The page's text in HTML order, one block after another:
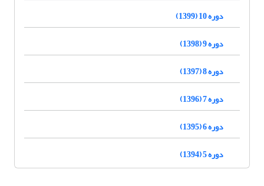
دوره 10 (1399)
دوره 9 (1398)
دوره 8 (1397)
دوره 7 (1396)
دوره 6 (1395)
دوره 5 (1394)